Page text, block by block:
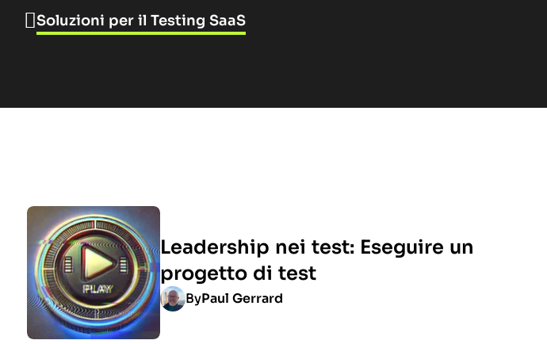
Soluzioni per il Testing SaaS
Leadership nei test: Eseguire un
progetto di test
ByPaul Gerrard